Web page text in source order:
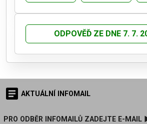
ODPOVĚĎ ZE DNE 7. 7.
AKTUÁLNÍ INFOMAIL
PRO ODBĚR INFOMAILŮ ZADEJTE E-MAIL